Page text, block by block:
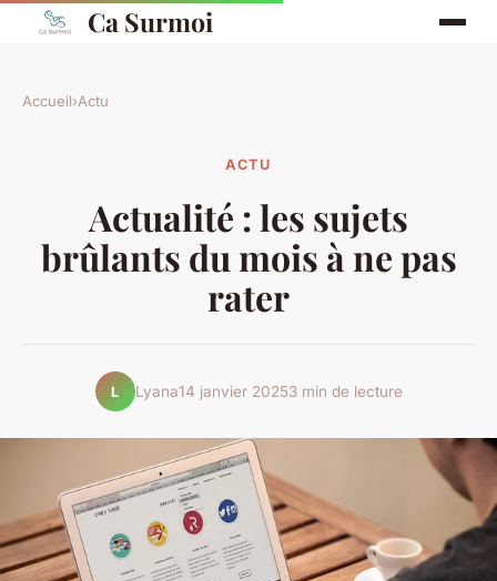
Ca Surmoi
Accueil›Actu
ACTU
Actualité : les sujets
brûlants du mois à ne pas
rater
L Lyana14 janvier 20253 min de lecture